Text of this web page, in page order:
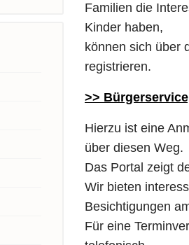
Familien die
Kinder haben,
können sich über
registrieren.
>>
Hierzu ist eine
über diesen Weg.
Das Portal zeigt
Wir bieten
Besichtigungen
Für eine